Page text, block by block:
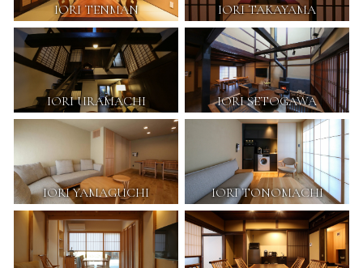
IORI TENMAN IORI TAKAYAMA
IORI URAMACHI IORI SETOGAWA
IORI YAMAGUCHI IORI TONOMACHI